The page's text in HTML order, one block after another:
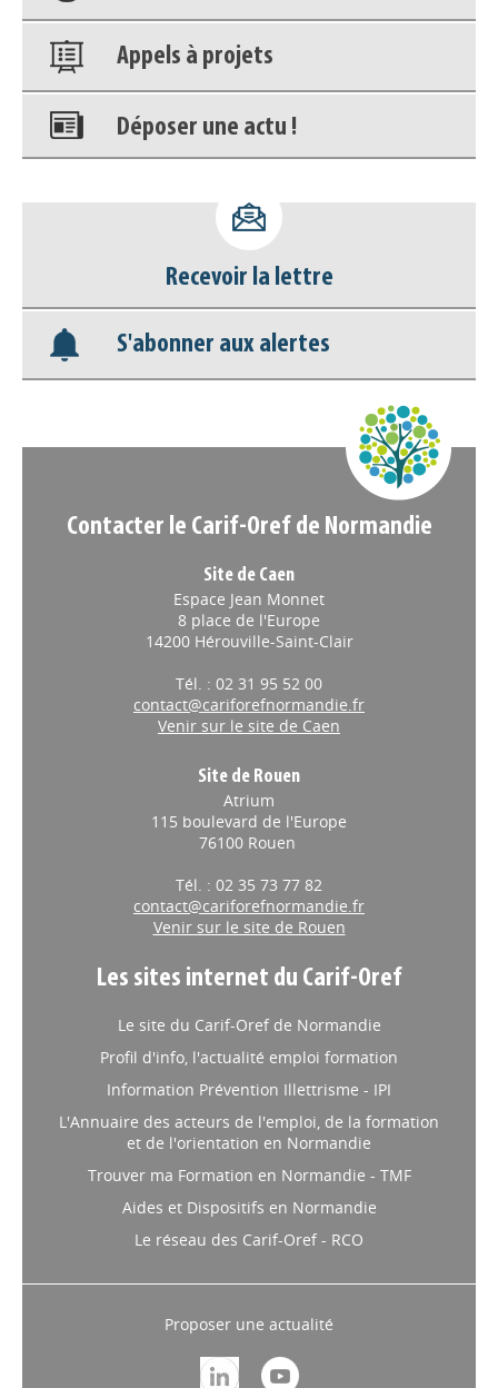
Appels à projets
Déposer une actu !
déconnecter)
Base documentaire
Nos veilles Scoop.it
Recevoir la lettre
S'abonner aux alertes
Contacter le Carif-Oref de Normandie
Site de Caen
Espace Jean Monnet
8 place de l'Europe
14200 Hérouville-Saint-Clair
Tél. : 02 31 95 52 00
contact@cariforefnormandie.fr
Venir sur le site de Caen
Site de Rouen
Atrium
115 boulevard de l'Europe
76100 Rouen
Tél. : 02 35 73 77 82
contact@cariforefnormandie.fr
Venir sur le site de Rouen
Les sites internet du Carif-Oref
Le site du Carif-Oref de Normandie
Profil d'info, l'actualité emploi formation
Information Prévention Illettrisme - IPI
L'Annuaire des acteurs de l'emploi, de la formation
et de l'orientation en Normandie
Trouver ma Formation en Normandie - TMF
Aides et Dispositifs en Normandie
Le réseau des Carif-Oref - RCO
Proposer une actualité